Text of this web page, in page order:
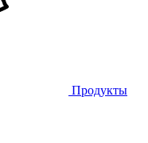
Продукты